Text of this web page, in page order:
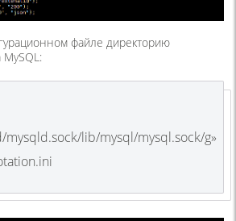
файле директорию
mysqld.sock/lib/mysql/mysql.sock/g»